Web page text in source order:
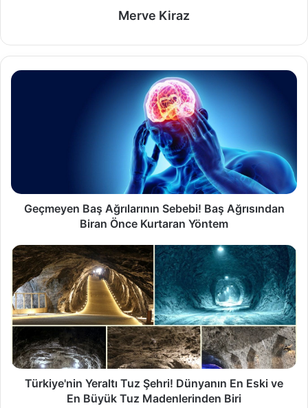
Merve Kiraz
Geçmeyen Baş Ağrılarının Sebebi! Baş Ağrısından
Biran Önce Kurtaran Yöntem
Türkiye'nin Yeraltı Tuz Şehri! Dünyanın En Eski ve
En Büyük Tuz Madenlerinden Biri